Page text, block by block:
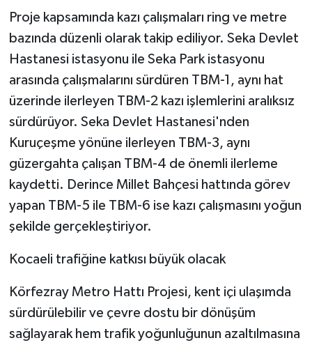
Proje kapsamında kazı çalışmaları ring ve metre
bazında düzenli olarak takip ediliyor. Seka Devlet
Hastanesi istasyonu ile Seka Park istasyonu
arasında çalışmalarını sürdüren TBM-1, aynı hat
üzerinde ilerleyen TBM-2 kazı işlemlerini aralıksız
sürdürüyor. Seka Devlet Hastanesi'nden
Kuruçeşme yönüne ilerleyen TBM-3, aynı
güzergahta çalışan TBM-4 de önemli ilerleme
kaydetti. Derince Millet Bahçesi hattında görev
yapan TBM-5 ile TBM-6 ise kazı çalışmasını yoğun
şekilde gerçekleştiriyor.
Kocaeli trafiğine katkısı büyük olacak
Körfezray Metro Hattı Projesi, kent içi ulaşımda
sürdürülebilir ve çevre dostu bir dönüşüm
sağlayarak hem trafik yoğunluğunun azaltılmasına